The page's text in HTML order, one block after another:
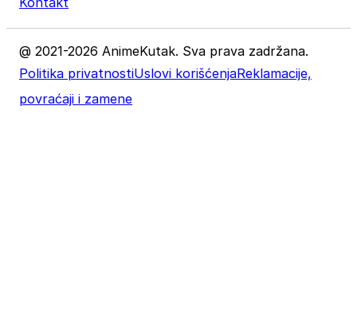
@ 2021-2026 AnimeKutak. Sva prava zadržana.
Politika privatnostiUslovi korišćenjaReklamacije,
povraćaji i zamene